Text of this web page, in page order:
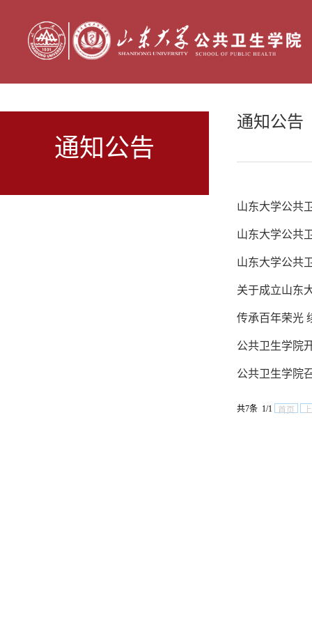
通知公告
通知公告
山东大学公共
山东大学公共
山东大学公共
关于成立山东
传承百年荣光
公共卫生学院
公共卫生学院
共7条 1/1 首页